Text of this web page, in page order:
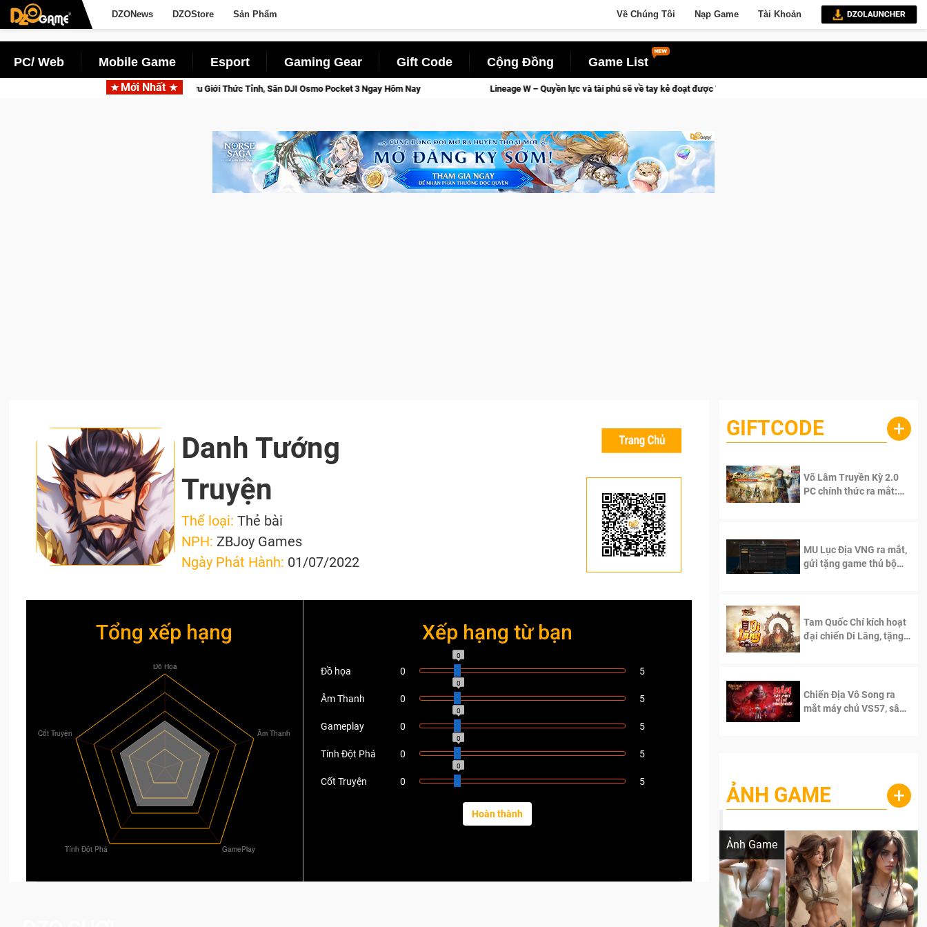
DZONews DZOStore Sản Phẩm Về Chúng Tôi Nạp Game Tài Khoản
PC/ Web Mobile Game Esport Gaming Gear Gift Code Cộng Đồng Game List
Mới Nhất
Closed Beta Norse Saga: Cửu Giới Thức Tỉnh, Săn DJI Osmo Pocket 3 Ngay Hôm Nay Lineage W – Quyền lực và tài phú sẽ về tay kẻ đoạt được Vương Quyền thành Kent sắp tới!
Danh Tướng
Truyện
Thể loại:Thẻ bài
NPH:ZBJoy Games
Ngày Phát Hành: 01/07/2022
Tổng xếp hạng Xếp hạng từ bạn
Đồ họa 0
0
5
Âm Thanh 0
0
5
Gameplay 0
0
5
Tính Đột Phá 0
0
5
Cốt Truyện 0
0
5
GIFTCODE +
Võ Lâm Truyền Kỳ 2.0
PC chính thức ra mắt:
MU Lục Địa VNG ra mắt,
gửi tặng game thủ bộ
Tam Quốc Chí kích hoạt
đại chiến Di Lăng, tặng
Chiến Địa Vô Song ra
mắt máy chủ VS57, sân
ẢNH GAME +
Ảnh Game
Lala Croft vừa nóng vừa xinh dưới nét vẽ